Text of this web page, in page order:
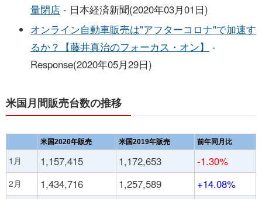
量閉店 - 日本経済新聞(2020年03月01日)
オンライン自動車販売は"アフターコロナ"で加速す
るか？【藤井真治のフォーカス・オン】
-
Response(2020年05月29日)
米国月間販売台数の推移
米国2020年販売 米国2019年販売 前年同月比
1月 1,157,415 1,172,653 -1.30%
2月 1,434,716 1,257,589 +14.08%